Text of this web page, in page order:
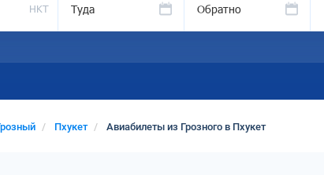
HKT Туда Обратно
Пхукет Авиабилеты из Грозного в Пхукет